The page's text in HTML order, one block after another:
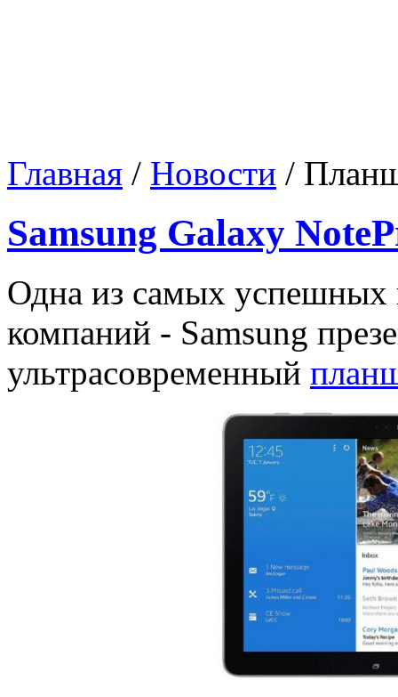
Главная / Новости /
Samsung Galaxy
Одна из самых успешных
компаний - Samsung
ультрасовременный